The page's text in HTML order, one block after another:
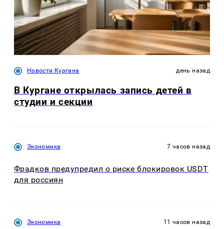
Новости Кургана день назад
В Кургане открылась запись детей в
студии и секции
Экономика 7 часов назад
Фрадков предупредил о риске блокировок USDT
для россиян
Экономика 11 часов назад